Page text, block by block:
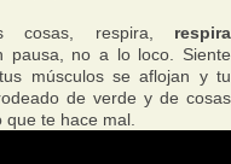
cosas, respira, respira
pausa, no a lo loco. Siente
músculos se aflojan y tu
de verde y de cosas
te hace mal.